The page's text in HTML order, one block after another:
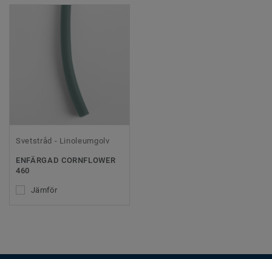
Svetstråd - Linoleumgolv
ENFÄRGAD CORNFLOWER
460
Jämför